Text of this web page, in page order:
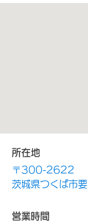
所在地
〒300-2622
茨城県つくば市
営業時間